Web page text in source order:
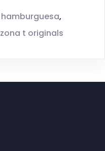
hamburguesa,
zona t originals